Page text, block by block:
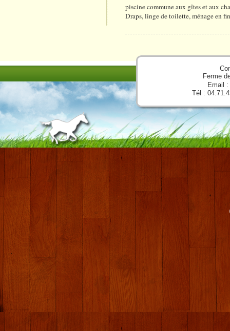
piscine commune aux gîtes et aux
Draps, linge de toilette, ménage en
Ferme
Email :
Tél :